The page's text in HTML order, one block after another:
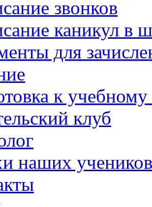
звонков
каникул в
для
к учебному
клуб
наших учеников